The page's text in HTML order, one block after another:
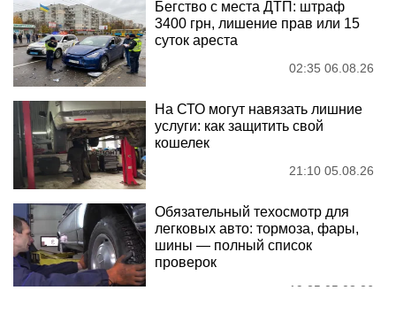
Бегство с места ДТП: штраф
3400 грн, лишение прав или 15
суток ареста
02:35 06.08.26
На СТО могут навязать лишние
услуги: как защитить свой
кошелек
21:10 05.08.26
Обязательный техосмотр для
легковых авто: тормоза, фары,
шины — полный список
проверок
19:25 05.08.26